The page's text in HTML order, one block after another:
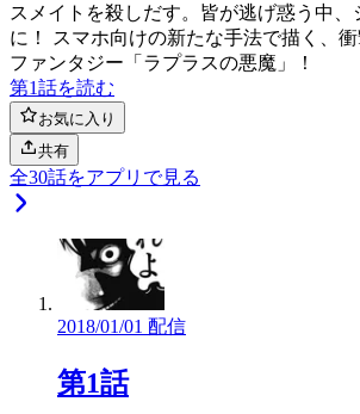
スメイトを殺しだす。皆が逃げ惑う中、
に！ スマホ向けの新たな手法で描く、
ファンタジー「ラプラスの悪魔」！
第1話を読む
お気に入り
共有
全30話をアプリで見る
2018/01/01 配信
第1話